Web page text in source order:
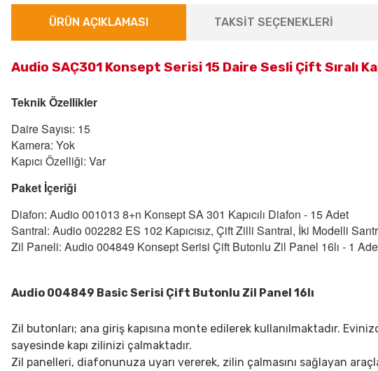
ÜRÜN AÇIKLAMASI TAKSİT SEÇENEKLERİ
Audio SAÇ301 Konsept Serisi 15 Daire Sesli Çift Sıralı
Teknik Özellikler
Daire Sayısı: 15
Kamera: Yok
Kapıcı Özelliği: Var
Paket İçeriği
Diafon: Audio 001013 8+n Konsept SA 301 Kapıcılı Diafon - 15 Adet
Santral: Audio 002282 ES 102 Kapıcısız, Çift Zilli Santral, İki Modelli
Zil Paneli: Audio 004849 Konsept Serisi Çift Butonlu Zil Panel 16lı - 1
Audio 004849 Basic Serisi Çift Butonlu Zil Panel 16lı
Zil butonları; ana giriş kapısına monte edilerek kullanılmaktadır.
sayesinde kapı zilinizi çalmaktadır.
Zil panelleri, diafonunuza uyarı vererek, zilin çalmasını sağlayan